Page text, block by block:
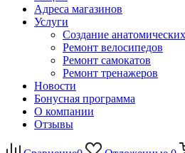
Адреса магазинов
Услуги
Создание
Ремонт велосипедов
Ремонт самокатов
Ремонт тренажеров
Новости
Бонусная программа
О компании
Отзывы